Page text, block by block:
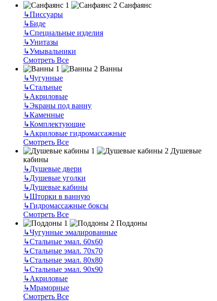
Санфаянс
↳Писсуары
↳Биде
↳Специальные изделия
↳Унитазы
↳Умывальники
Смотреть Все
Ванны
↳Чугунные
↳Стальные
↳Акриловые
↳Экраны под ванну
↳Каменные
↳Комплектующие
↳Акриловые гидромассажные
Смотреть Все
Душевые
кабины
↳Душевые двери
↳Душевые уголки
↳Душевые кабины
↳Шторки в ванную
↳Гидромассажные боксы
Смотреть Все
Поддоны
↳Чугунные эмалированные
↳Стальные эмал. 60х60
↳Стальные эмал. 70х70
↳Стальные эмал. 80х80
↳Стальные эмал. 90х90
↳Акриловые
↳Мраморные
Смотреть Все